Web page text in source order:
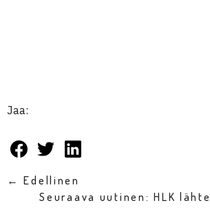
Jaa:
← Edellinen
Seuraava uutinen: HLK